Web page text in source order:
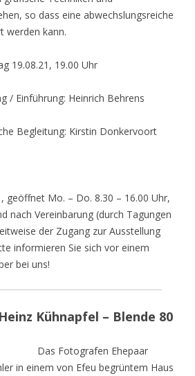
so dass eine abwechslungsreiche
werden kann.
19.08.21, 19.00 Uhr
/ Einführung: Heinrich Behrens
Begleitung: Kirstin Donkervoort
geöffnet Mo. – Do. 8.30 – 16.00 Uhr,
nach Vereinbarung (durch Tagungen
der Zugang zur Ausstellung
informieren Sie sich vor einem
bei uns!
Kühnapfel – Blende 80
Das Fotografen Ehepaar
in einem von Efeu begrüntem Haus